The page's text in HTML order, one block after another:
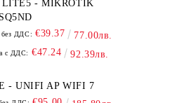
LITE5 - MIKROTIK
без ДДС: €39.37 77.00лв.
с ДДС: €47.24 92.39лв.
U7 LITE - UNIFI AP WIFI 7